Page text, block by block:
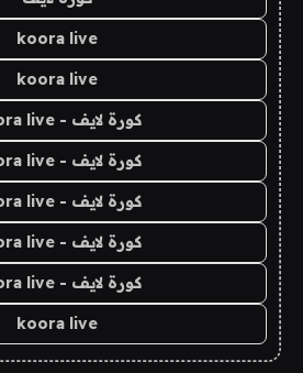
koora live
koora live
كورة لايف - koora live
كورة لايف - koora live
كورة لايف - koora live
كورة لايف - koora live
كورة لايف - koora live
koora live